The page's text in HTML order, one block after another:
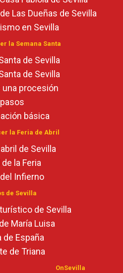
Las Dueñas de Sevilla
en Sevilla
la Semana Santa
de Sevilla
de Sevilla
procesión
pasos
básica
la Feria de Abril
de Sevilla
de la Feria
Infierno
de Sevilla
de Sevilla
María Luisa
de España
de Triana
OnSevilla